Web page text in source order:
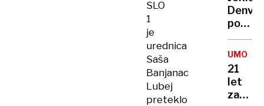
SLO
1
je
urednica
Saša
Banjanac
Lubej
preteklo
kot
1000
žrtev
Denver
do
nove
zmage
UMOR
21
let